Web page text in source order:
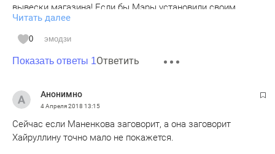
вывески магазина! Если бы Мэры установили своим
решением не волокитить эти паспорта более 3 дней,тогда
бы и Девушку и Марата бы не поймали бы! Вспомнился
рассказ Зощенко когда милиционер чтобы заработать
палки на поимки воров в транспорте на заднее сидение
претворялся спящим и как кто то видя безхозную катомку
брал себе милиционер вскакивал с места с криком
преступностью в городе!
Читать далее
0 эмодзи
Показать ответы 1Ответить
Анонимно
4 Апреля 2018 13:15
Сейчас если Маненкова заговорит, а она заговорит
Хайруллину точно мало не покажется.